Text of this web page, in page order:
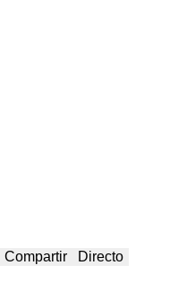
Compartir Directo